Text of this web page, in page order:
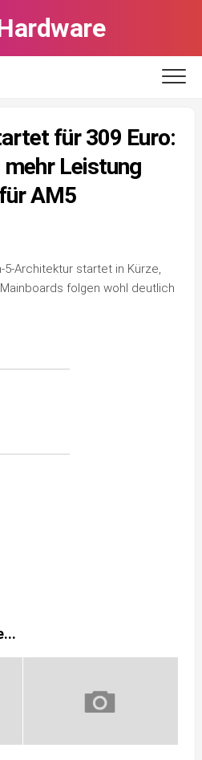
für 309 Euro:
mehr Leistung
AM5
5-Architektur startet in Kürze,
folgen wohl deutlich